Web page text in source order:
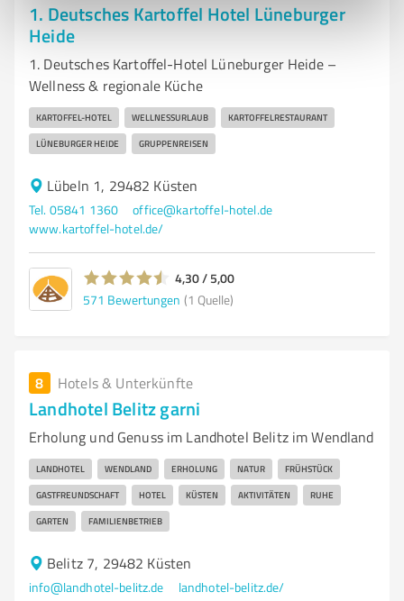
1. Deutsches Kartoffel Hotel Lüneburger
Heide
1. Deutsches Kartoffel-Hotel Lüneburger Heide –
Wellness & regionale Küche
KARTOFFEL-HOTEL WELLNESSURLAUB KARTOFFELRESTAURANT
LÜNEBURGER HEIDE GRUPPENREISEN
Lübeln 1, 29482 Küsten
Tel. 05841 1360
office@kartoffel-hotel.de
www.kartoffel-hotel.de/
4,30 / 5,00
571 Bewertungen (1 Quelle)
8 Hotels & Unterkünfte
Landhotel Belitz garni
Erholung und Genuss im Landhotel Belitz im Wendland
LANDHOTEL WENDLAND ERHOLUNG NATUR FRÜHSTÜCK
GASTFREUNDSCHAFT HOTEL KÜSTEN AKTIVITÄTEN RUHE
GARTEN FAMILIENBETRIEB
Belitz 7, 29482 Küsten
info@landhotel-belitz.de landhotel-belitz.de/